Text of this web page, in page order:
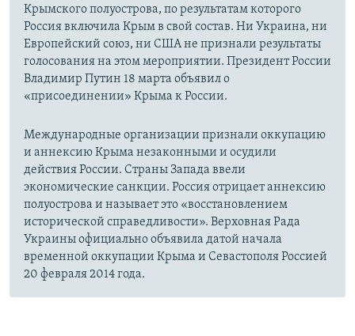
Крымского полуострова, по результатам которого
Россия включила Крым в свой состав. Ни Украина, ни
Европейский союз, ни США не признали результаты
голосования на этом мероприятии. Президент России
Владимир Путин 18 марта объявил о
«присоединении» Крыма к России.
Международные организации признали оккупацию
и аннексию Крыма незаконными и осудили
действия России. Страны Запада ввели
экономические санкции. Россия отрицает аннексию
полуострова и называет это «восстановлением
исторической справедливости». Верховная Рада
Украины официально объявила датой начала
временной оккупации Крыма и Севастополя Россией
20 февраля 2014 года.